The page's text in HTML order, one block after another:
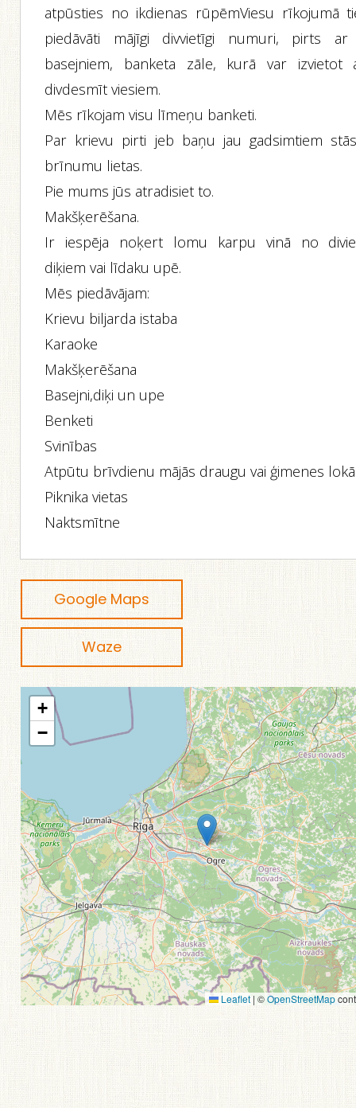
atpūsties no ikdienas rūpēmViesu rīkojumā
piedāvāti mājīgi divvietīgi numuri, pirts
basejniem, banketa zāle, kurā var izvietot
divdesmīt viesiem.
Mēs rīkojam visu līmeņu banketi.
Par krievu pirti jeb baņu jau gadsimtiem
brīnumu lietas.
Pie mums jūs atradisiet to.
Makšķerēšana.
Ir iespēja noķert lomu karpu vinā no
diķiem vai līdaku upē.
Mēs piedāvājam:
Krievu biljarda istaba
Karaoke
Makšķerēšana
Basejni,diķi un upe
Benketi
Svinības
Atpūtu brīvdienu mājās draugu vai ģimenes lokā
Piknika vietas
Naktsmītne
Google Maps
Waze
+
−
Leaflet | ©OpenStreetMap